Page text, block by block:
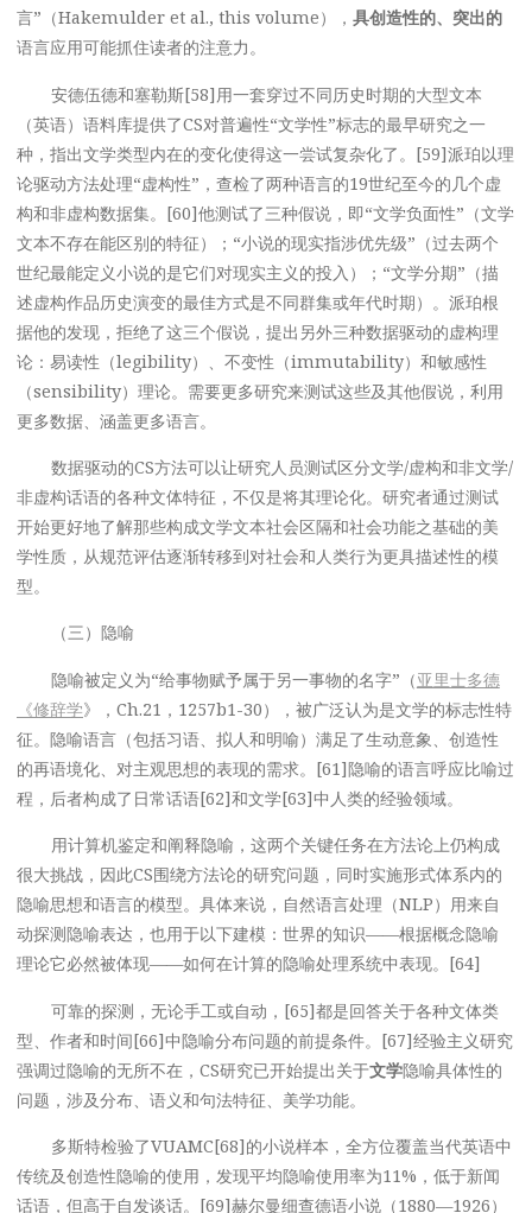
言”（Hakemulder et al., this volume），具创造性的、突出的
语言应用可能抓住读者的注意力。
安德伍德和塞勒斯[58]用一套穿过不同历史时期的大型文本
（英语）语料库提供了CS对普遍性“文学性”标志的最早研究之一
种，指出文学类型内在的变化使得这一尝试复杂化了。[59]派珀以理
论驱动方法处理“虚构性”，查检了两种语言的19世纪至今的几个虚
构和非虚构数据集。[60]他测试了三种假说，即“文学负面性”（文学
文本不存在能区别的特征）；“小说的现实指涉优先级”（过去两个
世纪最能定义小说的是它们对现实主义的投入）；“文学分期”（描
述虚构作品历史演变的最佳方式是不同群集或年代时期）。派珀根
据他的发现，拒绝了这三个假说，提出另外三种数据驱动的虚构理
论：易读性（legibility）、不变性（immutability）和敏感性
（sensibility）理论。需要更多研究来测试这些及其他假说，利用
更多数据、涵盖更多语言。
数据驱动的CS方法可以让研究人员测试区分文学/虚构和非文学/
非虚构话语的各种文体特征，不仅是将其理论化。研究者通过测试
开始更好地了解那些构成文学文本社会区隔和社会功能之基础的美
学性质，从规范评估逐渐转移到对社会和人类行为更具描述性的模
型。
（三）隐喻
隐喻被定义为“给事物赋予属于另一事物的名字”（亚里士多德
《修辞学》，Ch.21，1257b1-30），被广泛认为是文学的标志性特
征。隐喻语言（包括习语、拟人和明喻）满足了生动意象、创造性
的再语境化、对主观思想的表现的需求。[61]隐喻的语言呼应比喻过
程，后者构成了日常话语[62]和文学[63]中人类的经验领域。
用计算机鉴定和阐释隐喻，这两个关键任务在方法论上仍构成
很大挑战，因此CS围绕方法论的研究问题，同时实施形式体系内的
隐喻思想和语言的模型。具体来说，自然语言处理（NLP）用来自
动探测隐喻表达，也用于以下建模：世界的知识——根据概念隐喻
理论它必然被体现——如何在计算的隐喻处理系统中表现。[64]
可靠的探测，无论手工或自动，[65]都是回答关于各种文体类
型、作者和时间[66]中隐喻分布问题的前提条件。[67]经验主义研究
强调过隐喻的无所不在，CS研究已开始提出关于文学隐喻具体性的
问题，涉及分布、语义和句法特征、美学功能。
多斯特检验了VUAMC[68]的小说样本，全方位覆盖当代英语中
传统及创造性隐喻的使用，发现平均隐喻使用率为11%，低于新闻
话语，但高于自发谈话。[69]赫尔曼细查德语小说（1880—1926）